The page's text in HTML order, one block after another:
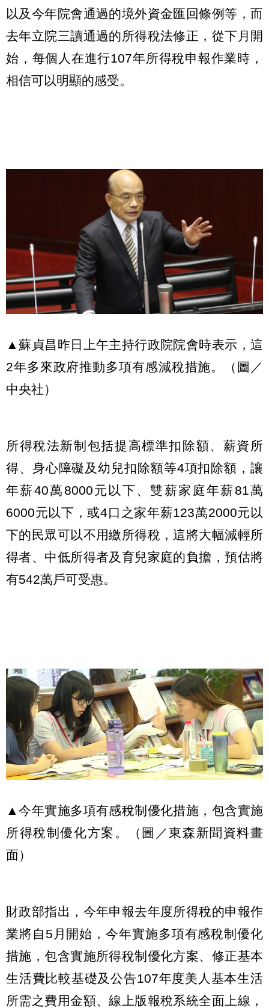
以及今年院會通過的境外資金匯回條例等，而
去年立院三讀通過的所得稅法修正，從下月開
始，每個人在進行107年所得稅申報作業時，
相信可以明顯的感受。
▲蘇貞昌昨日上午主持行政院院會時表示，這
2年多來政府推動多項有感減稅措施。（圖／
中央社）
所得稅法新制包括提高標準扣除額、薪資所
得、身心障礙及幼兒扣除額等4項扣除額，讓
年薪40萬8000元以下、雙薪家庭年薪81萬
6000元以下，或4口之家年薪123萬2000元以
下的民眾可以不用繳所得稅，這將大幅減輕所
得者、中低所得者及育兒家庭的負擔，預估將
有542萬戶可受惠。
▲今年實施多項有感稅制優化措施，包含實施
所得稅制優化方案。（圖／東森新聞資料畫
面）
財政部指出，今年申報去年度所得稅的申報作
業將自5月開始，今年實施多項有感稅制優化
措施，包含實施所得稅制優化方案、修正基本
生活費比較基礎及公告107年度美人基本生活
所需之費用金額、線上版報稅系統全面上線，